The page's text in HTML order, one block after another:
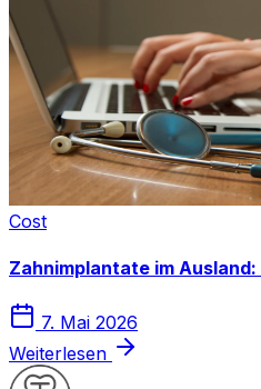
Cost
Zahnimplantate im
7. Mai 2026
Weiterlesen